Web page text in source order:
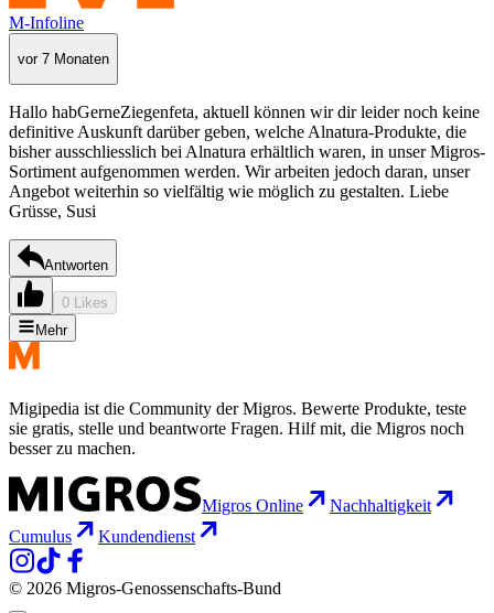
M-Infoline
vor 7 Monaten
Hallo habGerneZiegenfeta, aktuell können wir dir leider noch keine
definitive Auskunft darüber geben, welche Alnatura-Produkte, die
bisher ausschliesslich bei Alnatura erhältlich waren, in unser Migros-
Sortiment aufgenommen werden. Wir arbeiten jedoch daran, unser
Angebot weiterhin so vielfältig wie möglich zu gestalten. Liebe
Grüsse, Susi
Antworten
0 Likes
Mehr
Migipedia ist die Community der Migros. Bewerte Produkte, teste
sie gratis, stelle und beantworte Fragen. Hilf mit, die Migros noch
besser zu machen.
Migros Online
Nachhaltigkeit
Cumulus
Kundendienst
© 2026 Migros-Genossenschafts-Bund